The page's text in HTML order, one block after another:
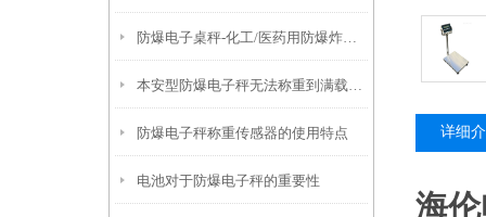
防爆电子桌秤-化工/医药用防爆炸电子称产品推荐
本安型防爆电子秤无法称重到满载的解决方法
防爆电子秤称重传感器的使用特点
电池对于防爆电子秤的重要性
详细
海